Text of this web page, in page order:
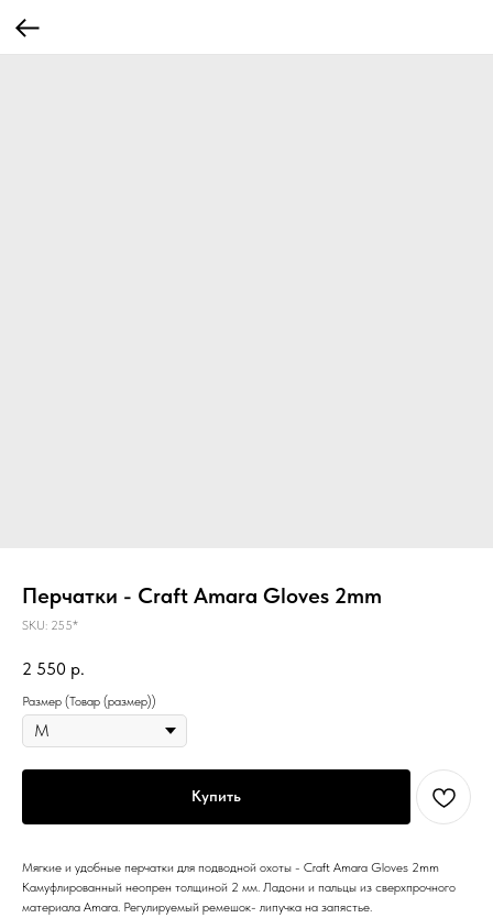
Перчатки - Craft Amara Gloves 2mm
SKU: 255*
2 550 р.
Размер (Товар (размер))
Купить
Мягкие и удобные перчатки для подводной охоты - Craft Amara Gloves 2mm
Камуфлированный неопрен толщиной 2 мм. Ладони и пальцы из сверхпрочного
материала Amara. Регулируемый ремешок- липучка на запястье.